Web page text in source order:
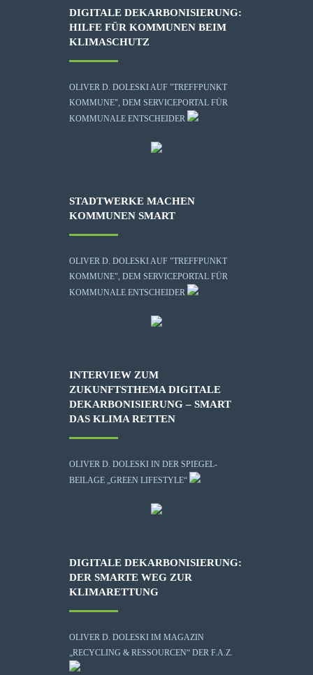
DIGITALE DEKARBONISIERUNG:
HILFE FÜR KOMMUNEN BEIM
KLIMASCHUTZ
OLIVER D. DOLESKI AUF "TREFFPUNKT
KOMMUNE", DEM SERVICEPORTAL FÜR
KOMMUNALE ENTSCHEIDER
STADTWERKE MACHEN
KOMMUNEN SMART
OLIVER D. DOLESKI AUF "TREFFPUNKT
KOMMUNE", DEM SERVICEPORTAL FÜR
KOMMUNALE ENTSCHEIDER
INTERVIEW ZUM
ZUKUNFTSTHEMA DIGITALE
DEKARBONISIERUNG – SMART
DAS KLIMA RETTEN
OLIVER D. DOLESKI IN DER SPIEGEL-
BEILAGE „GREEN LIFESTYLE“
DIGITALE DEKARBONISIERUNG:
DER SMARTE WEG ZUR
KLIMARETTUNG
OLIVER D. DOLESKI IM MAGAZIN
„RECYCLING & RESSOURCEN“ DER F.A.Z.